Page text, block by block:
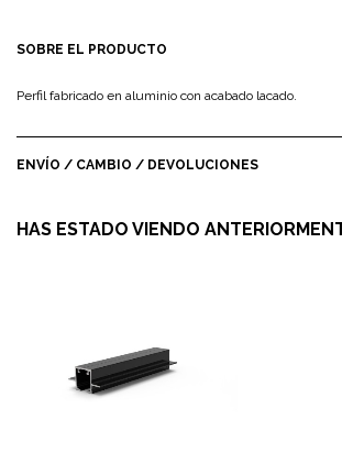
SOBRE EL PRODUCTO
Perfil fabricado en aluminio con acabado lacado.
ENVÍO / CAMBIO / DEVOLUCIONES
HAS ESTADO VIENDO